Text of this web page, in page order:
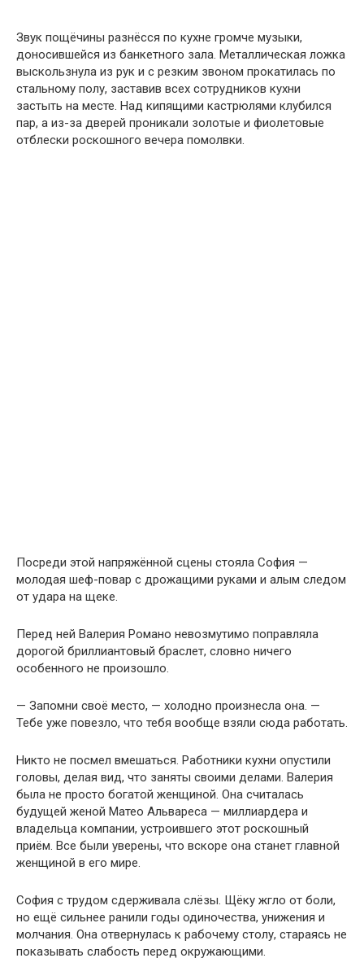
Звук пощёчины разнёсся по кухне громче музыки,
доносившейся из банкетного зала. Металлическая ложка
выскользнула из рук и с резким звоном прокатилась по
стальному полу, заставив всех сотрудников кухни
застыть на месте. Над кипящими кастрюлями клубился
пар, а из-за дверей проникали золотые и фиолетовые
отблески роскошного вечера помолвки.
Посреди этой напряжённой сцены стояла София —
молодая шеф-повар с дрожащими руками и алым следом
от удара на щеке.
Перед ней Валерия Романо невозмутимо поправляла
дорогой бриллиантовый браслет, словно ничего
особенного не произошло.
— Запомни своё место, — холодно произнесла она. —
Тебе уже повезло, что тебя вообще взяли сюда работать.
Никто не посмел вмешаться. Работники кухни опустили
головы, делая вид, что заняты своими делами. Валерия
была не просто богатой женщиной. Она считалась
будущей женой Матео Альвареса — миллиардера и
владельца компании, устроившего этот роскошный
приём. Все были уверены, что вскоре она станет главной
женщиной в его мире.
София с трудом сдерживала слёзы. Щёку жгло от боли,
но ещё сильнее ранили годы одиночества, унижения и
молчания. Она отвернулась к рабочему столу, стараясь не
показывать слабость перед окружающими.